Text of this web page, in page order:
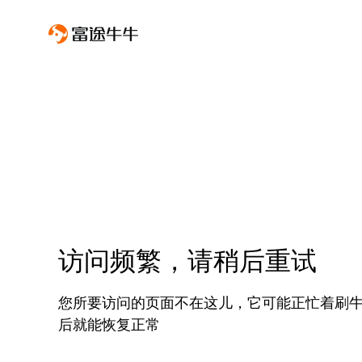
访问频繁，请稍后重试
您所要访问的页面不在这儿，它可能正忙着刷
后就能恢复正常